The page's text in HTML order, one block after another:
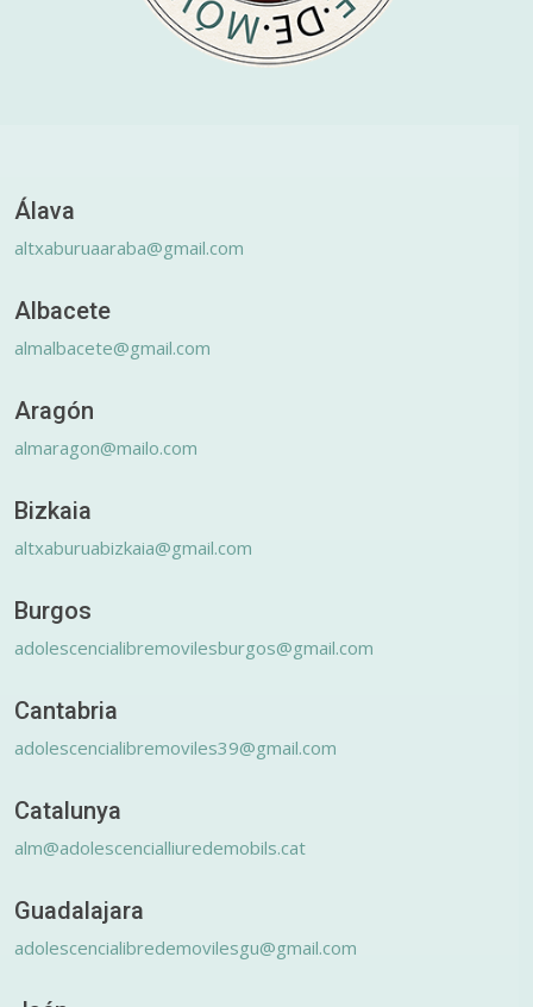
Álava
altxaburuaaraba@gmail.com
Albacete
almalbacete@gmail.com
Aragón
almaragon@mailo.com
Bizkaia
altxaburuabizkaia@gmail.com
Burgos
adolescencialibremovilesburgos@gmail.com
Cantabria
adolescencialibremoviles39@gmail.com
Catalunya
alm@adolescencialliuredemobils.cat
Guadalajara
adolescencialibredemovilesgu@gmail.com